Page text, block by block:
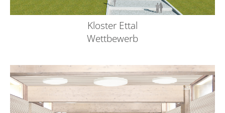
Kloster Ettal
Wettbewerb